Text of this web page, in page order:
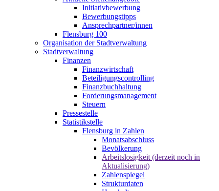
Initiativbewerbung
Bewerbungstipps
Ansprechpartner/innen
Flensburg 100
Organisation der Stadtverwaltung
Stadtverwaltung
Finanzen
Finanzwirtschaft
Beteiligungscontrolling
Finanzbuchhaltung
Forderungsmanagement
Steuern
Pressestelle
Statistikstelle
Flensburg in Zahlen
Monatsabschluss
Bevölkerung
Arbeitslosigkeit (derzeit noch in
Aktualisierung)
Zahlenspiegel
Strukturdaten